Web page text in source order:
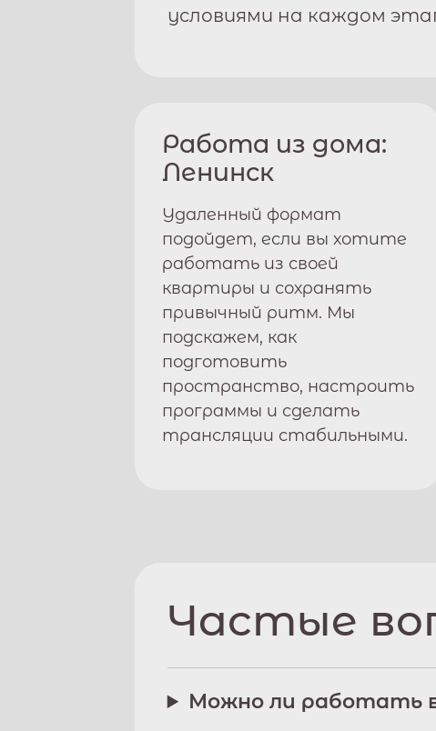
условиями на каждом
Работа из дома:
Ленинск
Удаленный формат
подойдет, если вы хотите
работать из своей
квартиры и сохранять
привычный ритм. Мы
подскажем, как
подготовить
пространство, настроить
программы и сделать
трансляции стабильными.
Частые
Можно ли работать